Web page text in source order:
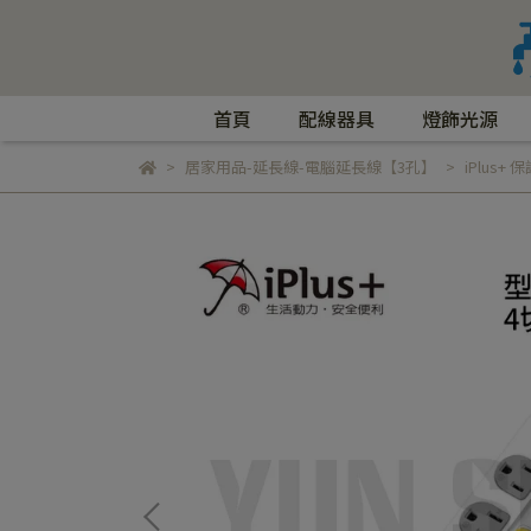
首頁 配線器具 燈飾光源
居家用品-延長線-電腦延長線【3孔】 iPlus+